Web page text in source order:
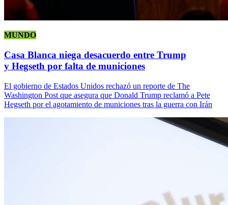
MUNDO
Casa Blanca niega desacuerdo entre Trump
y Hegseth por falta de municiones
El gobierno de Estados Unidos rechazó un reporte de The
Washington Post que asegura que Donald Trump reclamó a Pete
Hegseth por el agotamiento de municiones tras la guerra con Irán